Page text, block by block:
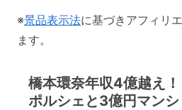
※景品表示法に基づきアフィリ
ます。
橋本環奈年収4億越え
ポルシェと3億円マンシ